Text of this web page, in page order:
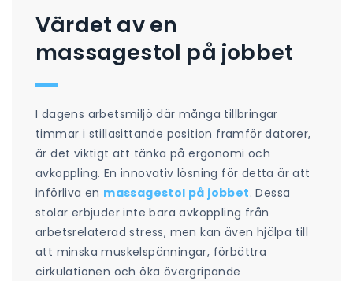
Värdet av en
massagestol på jobbet
I dagens arbetsmiljö där många tillbringar
timmar i stillasittande position framför datorer,
är det viktigt att tänka på ergonomi och
avkoppling. En innovativ lösning för detta är att
införliva en massagestol på jobbet. Dessa
stolar erbjuder inte bara avkoppling från
arbetsrelaterad stress, men kan även hjälpa till
att minska muskelspänningar, förbättra
cirkulationen och öka övergripande